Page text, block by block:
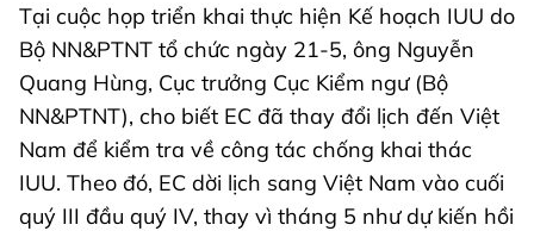
Tại cuộc họp triển khai thực hiện Kế hoạch IUU do
Bộ NN&PTNT tổ chức ngày 21-5, ông Nguyễn
Quang Hùng, Cục trưởng Cục Kiểm ngư (Bộ
NN&PTNT), cho biết EC đã thay đổi lịch đến Việt
Nam để kiểm tra về công tác chống khai thác
IUU. Theo đó, EC dời lịch sang Việt Nam vào cuối
quý III đầu quý IV, thay vì tháng 5 như dự kiến hồi